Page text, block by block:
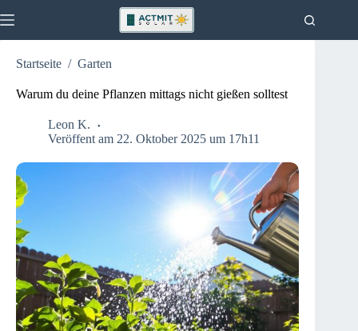
Inhalt
Keine
Aktuelles
Haus
Garten
Startseite / Garten
Warum du deine Pflanzen mittags nicht gießen solltest
Leon K.
Veröffent am 22. Oktober 2025 um 17h11